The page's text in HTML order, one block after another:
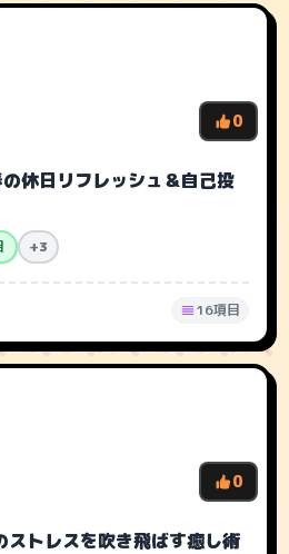
0
休日リフレッシュ＆自己投
+3
16項目
0
ストレスを吹き飛ばす癒し術